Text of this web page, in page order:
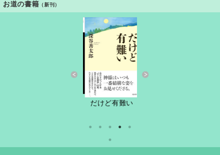
お道の書籍 （新刊）
だけど有難い